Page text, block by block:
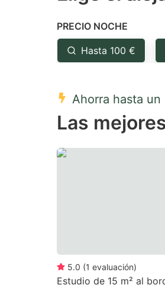
question
mark
key
get
the
keyboard
PRECIO NOCHE
Hasta 100 €
Ahorra hasta un
Las
5.0 (1 evaluación)
Estudio de 15 m² al